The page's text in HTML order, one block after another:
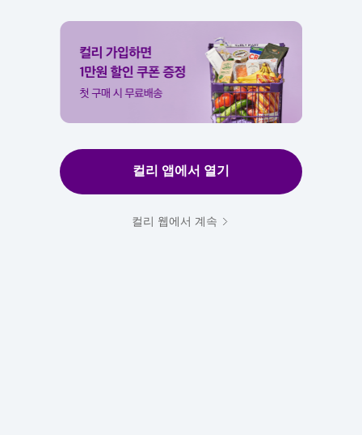
컬리 앱에서 열기
컬리 웹에서 계속